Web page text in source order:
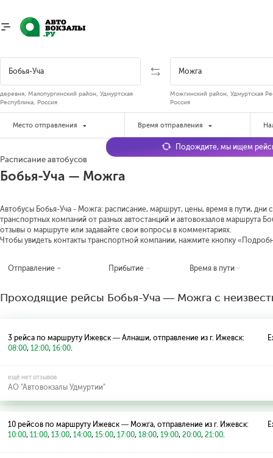
деревня, Малопургинский район, Удмуртская
Республика, Россия
Можгинский район, Удмуртская
Россия
Место отправления Время отправления
Расписание автобусов
Бобья-Уча — Можга
Автобусы Бобья-Уча - Можга: расписание, маршрут, цены, время в пути, дни
транспортных компаний от разных автостанций и автовокзалов маршрута
отзывы о маршруте или задавайте свои вопросы в комментариях.
Чтобы увидеть контакты транспортной компании, нажмите кнопку
Подождите, мы ищем
Отправление Прибытие Время в пути
Проходящие рейсы Бобья-Уча — Можга с
3 рейса по маршруту Ижевск — Алнаши, отправление из г. Ижевск:
08:00,12:00,16:00.
ещё нет отзывов
АО "Автовокзалы Удмуртии"
10 рейсов по маршруту Ижевск — Можга, отправление из г. Ижевск:
10:00,11:00,13:00,14:00,15:00,17:00,18:00,19:00,20:00,21:00.